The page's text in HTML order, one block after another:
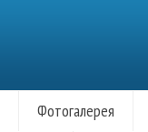
Фотогалерея